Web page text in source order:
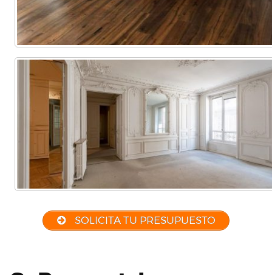
SOLICITA TU PRESUPUESTO